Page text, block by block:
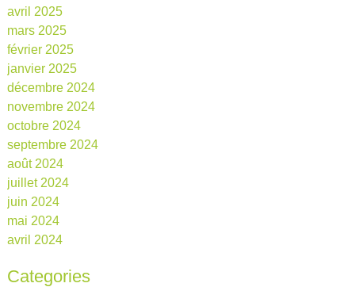
avril 2025
mars 2025
février 2025
janvier 2025
décembre 2024
novembre 2024
octobre 2024
septembre 2024
août 2024
juillet 2024
juin 2024
mai 2024
avril 2024
Categories